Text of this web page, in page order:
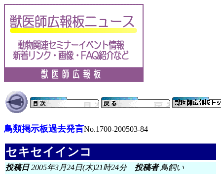
鳥類掲示板過去発言No.1700-200503-84
セキセイインコ
投稿日2005年3月24日(木)21時24分 投稿者鳥飼い